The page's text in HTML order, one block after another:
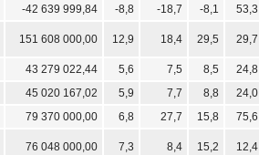
-42 639 999,84 -8,8 -18,7 -8,1 53,3
151 608 000,00 12,9 18,4 29,5 29,7
43 279 022,44 5,6 7,5 8,5
24,8
45 020 167,02 5,9 7,7 8,8
24,0
79 370 000,00 6,8 27,7 15,8 75,6
76 048 000,00 7,3 8,4 15,2 12,4